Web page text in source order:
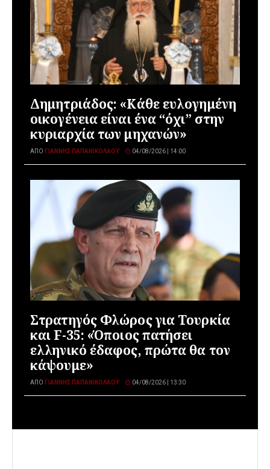
Δημητριάδος: «Κάθε ευλογημένη
οικογένεια είναι ένα “όχι” στην
κυριαρχία των μηχανών»
ΑΠΌ ΓΙΆΝΝΗΣ ΠΑΠΑΝΙΚΟΛΆΟΥ 04/08/2026 | 14:00
Στρατηγός Φλώρος για Τουρκία
και F-35: «Όποιος πατήσει
ελληνικό έδαφος, πρώτα θα τον
κάψουμε»
ΑΠΌ ΓΙΆΝΝΗΣ ΠΑΠΑΝΙΚΟΛΆΟΥ 04/08/2026 | 13:30